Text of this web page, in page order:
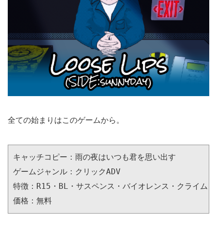
全ての始まりはこのゲームから。
キャッチコピー：雨の夜はいつも君を思い出す
ゲームジャンル：クリックADV
特徴：R15・BL・サスペンス・バイオレンス・クライム
価格：無料